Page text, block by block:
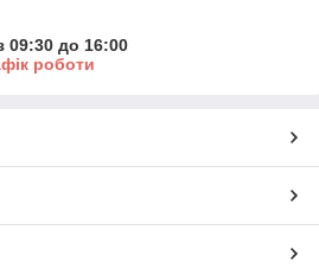
09:30 до 16:00
роботи